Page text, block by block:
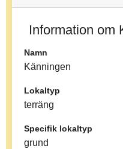
Information om
Namn
Känningen
Lokaltyp
terräng
Specifik lokaltyp
grund